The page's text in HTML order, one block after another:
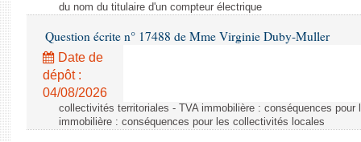
du nom du titulaire d'un compteur électrique
Question écrite n° 17488 de Mme Virginie Duby-Muller
Date de
dépôt :
04/08/2026
collectivités territoriales - TVA immobilière : conséquences
immobilière : conséquences pour les collectivités locales